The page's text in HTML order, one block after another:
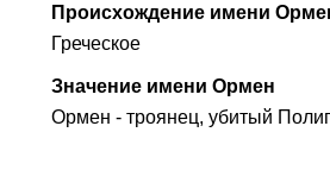
Происхождение имени
Греческое
Значение имени Ормен
Ормен - троянец, убитый